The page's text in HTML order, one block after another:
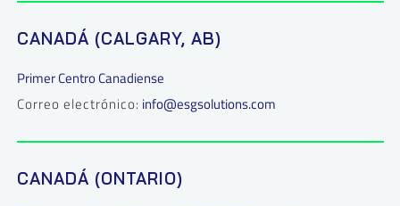
CANADÁ (CALGARY, AB)
Primer Centro Canadiense
Correo electrónico: info@esgsolutions.com
CANADÁ (ONTARIO)